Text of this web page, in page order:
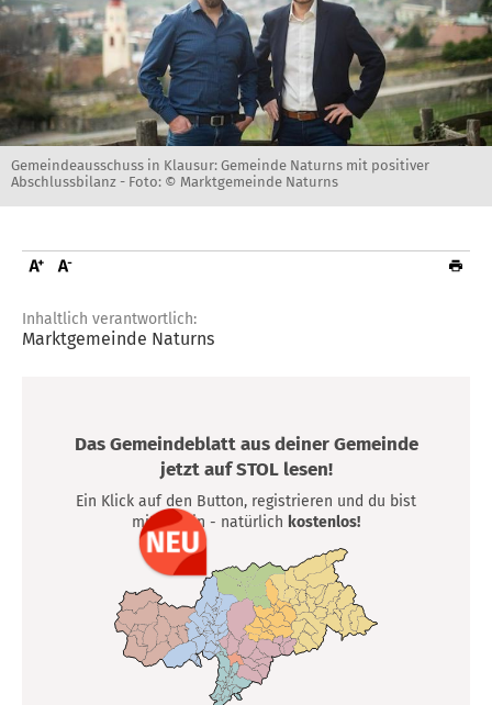
Gemeindeausschuss in Klausur: Gemeinde Naturns mit positiver
Abschlussbilanz - Foto: © Marktgemeinde Naturns
Inhaltlich verantwortlich:
Marktgemeinde Naturns
Das Gemeindeblatt aus deiner Gemeinde
jetzt auf STOL lesen!
Ein Klick auf den Button, registrieren und du bist
mittendrin - natürlich kostenlos!